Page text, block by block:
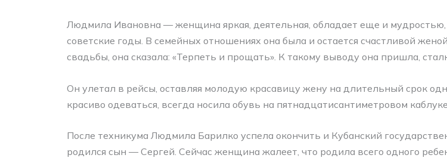
Людмила Ивановна — женщина яркая, деятельная, обладает еще и
советские годы. В семейных отношениях она была и остается счастливой
свадьбы, она сказала: «Терпеть и прощать». К такому выводу она пришла,
Он улетал в рейсы, оставляя молодую красавицу жену на длительный срок
красиво одеваться, всегда носила обувь на пятнадцатисантиметровом
После техникума Людмила Барилко успела окончить и Кубанский
родился сын — Сергей. Сейчас женщина жалеет, что родила всего одного